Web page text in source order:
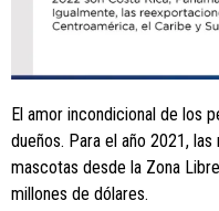
El amor incondicional de los
dueños. Para el año 2021,
mascotas desde la Zona
millones de dólares.